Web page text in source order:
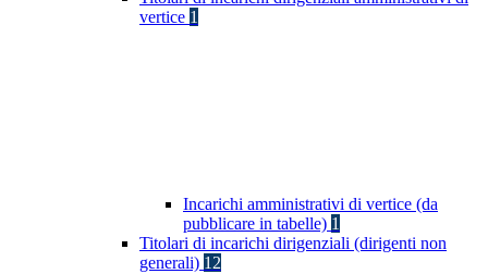
vertice 1
Incarichi amministrativi di vertice (da
pubblicare in tabelle) 1
Titolari di incarichi dirigenziali (dirigenti non
generali) 12